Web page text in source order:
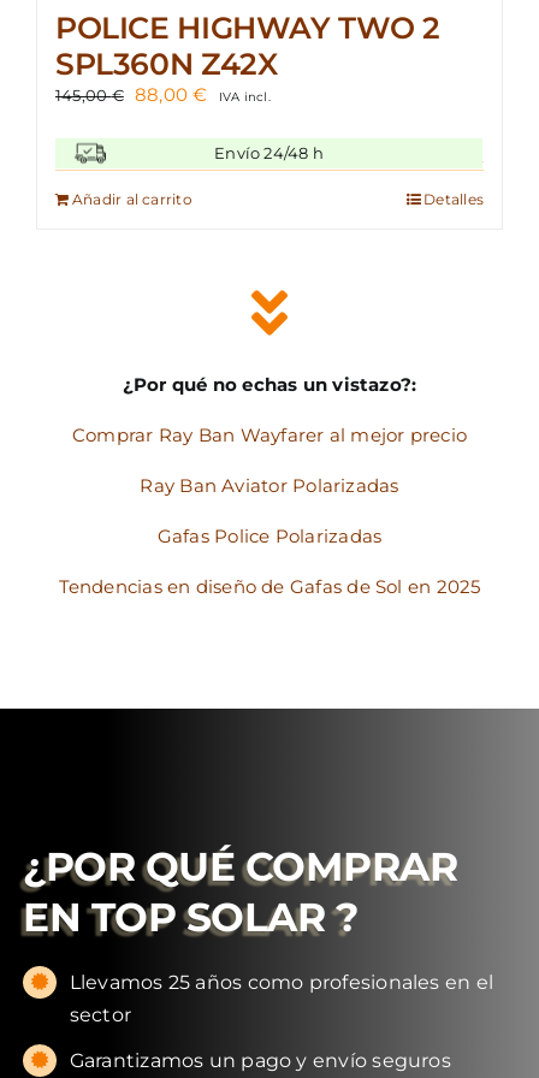
POLICE HIGHWAY TWO 2
SPL360N Z42X
145,00€ El
original
era:
145,00 €.
88,00€ El
actual
es:
IVA incl.
Envío 24/48 h
Añadir al carrito Detalles
¿Por qué no echas un vistazo?:
Comprar Ray Ban Wayfarer al mejor precio
Ray Ban Aviator Polarizadas
Gafas Police Polarizadas
Tendencias en diseño de Gafas de Sol en 2025
¿POR QUÉ COMPRAR
EN TOP SOLAR ?
Llevamos 25 años como profesionales en el
sector
Garantizamos un pago y envío seguros